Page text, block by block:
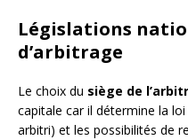
Législations
d’arbitrage
Le choix du siège de
capitale car il détermine la
arbitri) et les possibilités de